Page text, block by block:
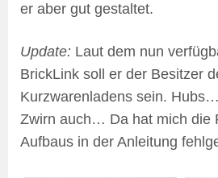
er aber gut gestaltet.
Update: Laut dem nun
BrickLink soll er der Besitzer
Kurzwarenladens sein.
Zwirn auch… Da hat mich die
Aufbaus in der Anleitung